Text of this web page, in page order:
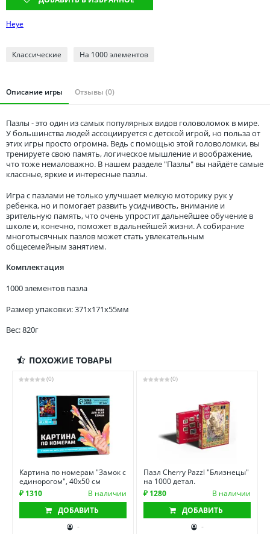
Томская область
Ульяновская область
Heye
Классические На 1000 элементов
Описание игры Отзывы (0)
Пазлы - это один из самых популярных видов головоломок в мире.
У большинства людей ассоциируется с детской игрой, но польза от
этих игры просто огромна. Ведь с помощью этой головоломки, вы
тренируете свою память, логическое мышление и воображение,
что тоже немаловажно. В нашем разделе "Пазлы" вы найдёте самые
классные, яркие и интересные пазлы.
Игра с пазлами не только улучшает мелкую моторику рук у
ребенка, но и помогает развить усидчивость, внимание и
зрительную память, что очень упростит дальнейшее обучение в
школе и, конечно, поможет в дальнейшей жизни. А собирание
многотысячных пазлов может стать увлекательным
общесемейным занятием.
Комплектация
1000 элементов пазла
Размер упаковки: 371x171x55мм
Вес: 820г
ПОХОЖИЕ ТОВАРЫ
(0)
Картина по номерам "Замок с
единорогом", 40х50 см
₽ 1310
В наличии
ДОБАВИТЬ
-
(0)
Пазл Cherry Pazzl "Близнецы"
на 1000 детал.
₽ 1280
В наличии
ДОБАВИТЬ
-